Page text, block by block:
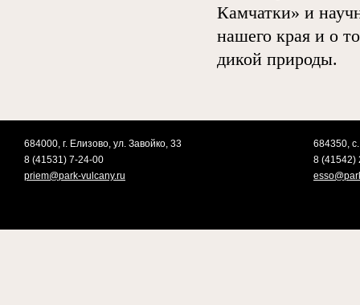
Камчатки» и
нашего края и о
дикой природы.
684000, г. Елизово, ул. Завойко, 33
8 (41531) 7-24-00
priem@park-vulcany.ru
684350,
8 (41542)